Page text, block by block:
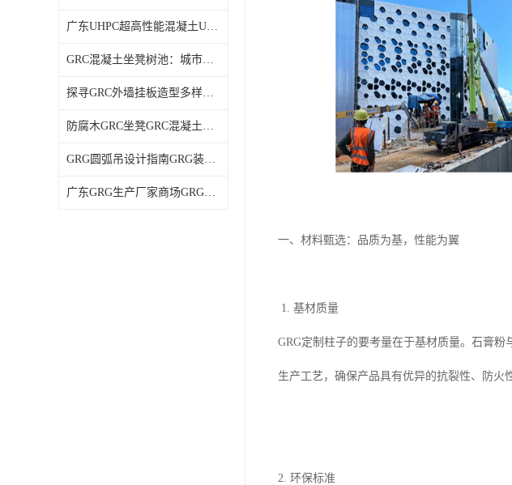
广东UHPC超高性能混凝土UHPC外墙挂板特性与安装问题解析
GRC混凝土坐凳树池：城市景观的实用美学新解法
探寻GRC外墙挂板造型多样GRC生产厂家以贴心满足个性需求
防腐木GRC坐凳GRC混凝土座椅
GRG圆弧吊设计指南GRG装饰材料性能解析与选型攻略
广东GRG生产厂家商场GRG拦河GRG材料轻质高强
一、材料甄选：品质为基，性能为翼
1. 基材质量
GRG定制柱子的要考量在于基材质量。石膏
生产工艺，确保产品具有优异的抗裂性、防火
2. 环保标准